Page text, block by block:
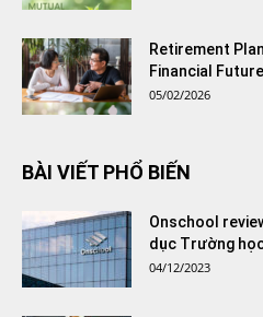
Retirement
Financial Future
05/02/2026
BÀI VIẾT PHỔ BIẾN
Onschool
dục Trường
04/12/2023